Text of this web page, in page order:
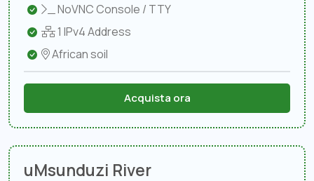
NoVNC Console / TTY
1 IPv4 Address
African soil
Acquista ora
uMsunduzi River